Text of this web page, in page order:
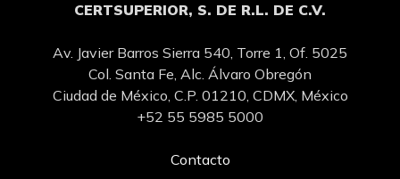
CERTSUPERIOR, S. DE R.L. DE C.V.
Av. Javier Barros Sierra 540, Torre 1, Of. 5025
Col. Santa Fe, Alc. Álvaro Obregón
Ciudad de México, C.P. 01210, CDMX, México
+52 55 5985 5000
Contacto